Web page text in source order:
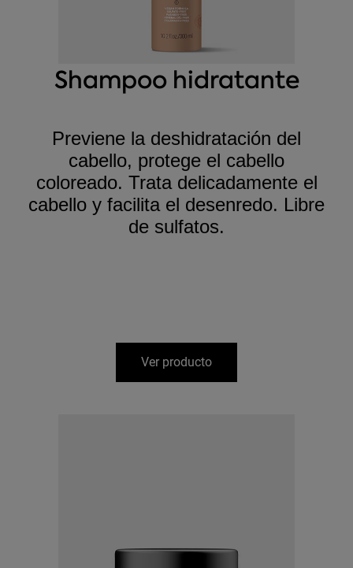
Shampoo hidratante
Previene la deshidratación del
cabello, protege el cabello
coloreado. Trata delicadamente el
cabello y facilita el desenredo. Libre
de sulfatos.
Ver producto